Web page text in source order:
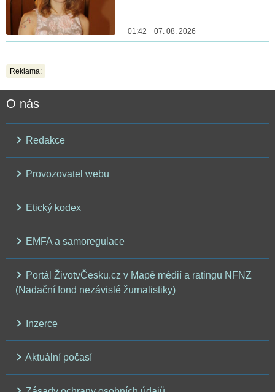
01:42 07. 08. 2026
Reklama:
O nás
Redakce
Provozovatel webu
Etický kodex
EMFA a samoregulace
Portál ŽivotvČesku.cz v Mapě médií a ratingu NFNZ
(Nadační fond nezávislé žurnalistiky)
Inzerce
Aktuální počasí